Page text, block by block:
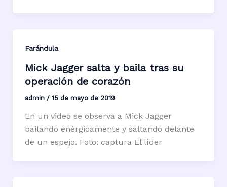
Farándula
Mick Jagger salta y baila tras su
operación de corazón
admin / 15 de mayo de 2019
En un video se observa a Mick Jagger
bailando enérgicamente y saltando delante
de un espejo. Foto: captura El líder